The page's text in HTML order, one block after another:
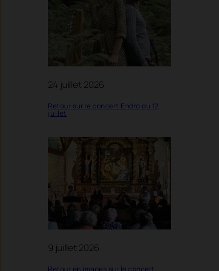
24 juillet 2026
Retour sur le concert Endro du 12
juillet
9 juillet 2026
Retour en images sur le concert